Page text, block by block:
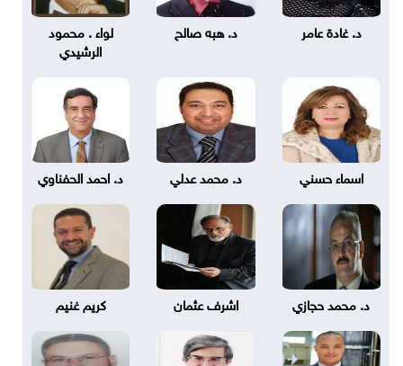
د. غادة عامر د. هبه صالح
لواء . محمود
الرشيدي
اسماء حسني د. محمد عدلي د. احمد الحفناوي
د. محمد حجازي اشرف عثمان كريم غنيم